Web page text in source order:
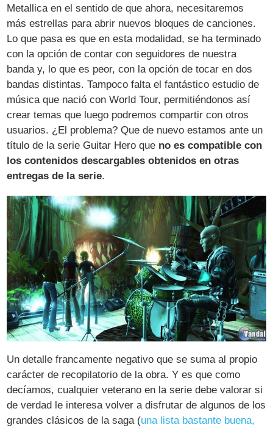
Metallica en el sentido de que ahora, necesitaremos
más estrellas para abrir nuevos bloques de canciones.
Lo que pasa es que en esta modalidad, se ha terminado
con la opción de contar con seguidores de nuestra
banda y, lo que es peor, con la opción de tocar en dos
bandas distintas. Tampoco falta el fantástico estudio de
música que nació con World Tour, permitiéndonos así
crear temas que luego podremos compartir con otros
usuarios. ¿El problema? Que de nuevo estamos ante un
título de la serie Guitar Hero que no es compatible con
los contenidos descargables obtenidos en otras
entregas de la serie.
Un detalle francamente negativo que se suma al propio
carácter de recopilatorio de la obra. Y es que como
decíamos, cualquier veterano en la serie debe valorar si
de verdad le interesa volver a disfrutar de algunos de los
grandes clásicos de la saga (una lista bastante buena,